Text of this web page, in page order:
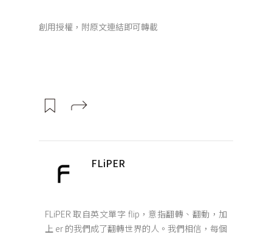
創用授權，附原文連結即可轉載
FLiPER
FLiPER 取自英文單字 flip，意指翻轉、翻動，加
上 er 的我們成了翻轉世界的人。我們相信，每個